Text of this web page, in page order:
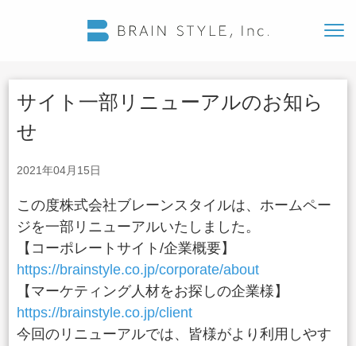
サイト一部リニューアルのお知ら
せ
2021年04月15日
この度株式会社ブレーンスタイルは、ホームペー
ジを一部リニューアルいたしました。
【コーポレートサイト/企業概要】
https://brainstyle.co.jp/corporate/about
【マーケティング人材をお探しの企業様】
https://brainstyle.co.jp/client
今回のリニューアルでは、皆様がより利用しやす